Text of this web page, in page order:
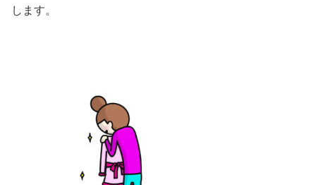
します。